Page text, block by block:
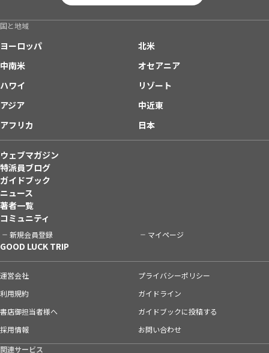
国と地域
ヨーロッパ
北米
中南米
オセアニア
ハワイ
リゾート
アジア
中近東
アフリカ
日本
ウェブマガジン
特派員ブログ
ガイドブック
ニュース
著者一覧
コミュニティ
新規会員登録 マイページ
GOOD LUCK TRIP
運営会社
プライバシーポリシー
利用規約
ガイドライン
書店御担当者様へ
ガイドブックに投稿する
採用情報
お問い合わせ
関連サービス